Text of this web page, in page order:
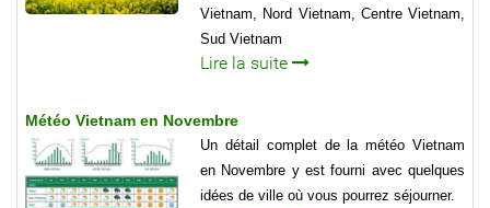
Vietnam, Nord Vietnam, Centre Vietnam,
Sud Vietnam
Lire la suite
Météo Vietnam en Novembre
Un détail complet de la météo Vietnam
en Novembre y est fourni avec quelques
idées de ville où vous pourrez séjourner.